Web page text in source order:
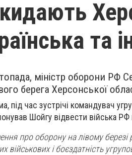
та
міністр оборони РФ
берега Херсонської
під час зустрічі командувач
Шойгу відвести війська РФ
про оборону на лівому
військових і боєздатність